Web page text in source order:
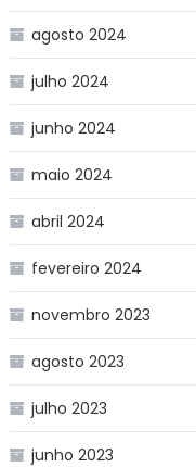
agosto 2024
julho 2024
junho 2024
maio 2024
abril 2024
fevereiro 2024
novembro 2023
agosto 2023
julho 2023
junho 2023